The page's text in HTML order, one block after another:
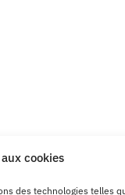
cookies
des technologies telles